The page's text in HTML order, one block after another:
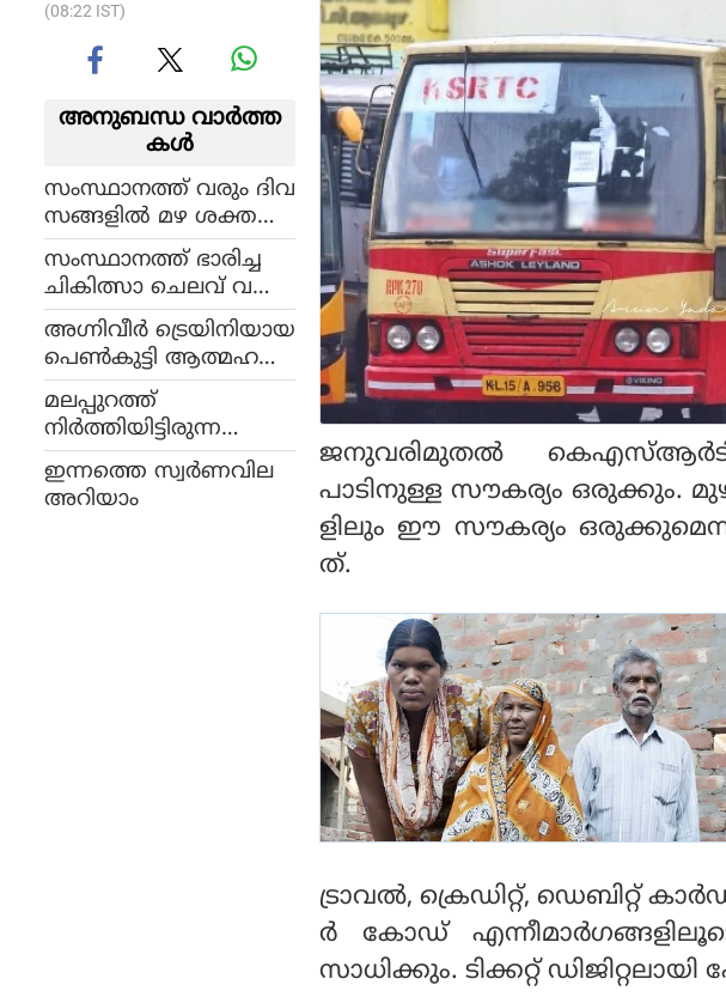
(08:22 IST)
അനുബന്ധ വാര്‍ത്ത
കള്‍
സംസ്ഥാനത്ത് വരും ദിവ
സങ്ങളില്‍ മഴ ശക്ത
മാകും; വിവിധ ജില്ലക
ളില്‍ യെല്ലോ അലര്‍ട്ട് പ്ര
ഖ്യാപിച്ചു
സംസ്ഥാനത്ത് ഭാരിച്ച
ചികിത്സാ ചെലവ് വ
രുന്ന ഗുരുതര രോഗങ്ങ
ളുള്ള 6 കുട്ടികള്‍ക്ക് ആ
രോഗ്യ വകുപ്പ് സൗജന്യ
ചികിത്സ ഉറപ്പാക്കി
അഗ്നിവീര്‍ ട്രെയിനിയായ
പെണ്‍കുട്ടി ആത്മഹത്യ
ചെയ്ത നിലയില്‍
മലപ്പുറത്ത്
നിര്‍ത്തിയിട്ടിരുന്ന
ലോറിക്ക് പിന്നില്‍ ഓ
ട്ടോകള്‍ ഇടിച്ച് അപക
ടം; പത്തുപേര്‍ക്ക് പ
ഇന്നത്തെ സ്വര്‍ണവില
അറിയാം
ജനുവരിമുതല്‍
പാടിനുള്ള സൗകര്യം
ളിലും ഈ സൗകര്യം
ത്.
ട്രാവല്‍, ക്രെഡിറ്റ്, ഡെബിറ്റ്
ര്‍ കോഡ്
സാധിക്കും. ടിക്കറ്റ്